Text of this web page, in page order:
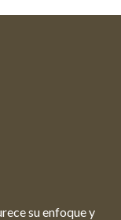
su enfoque y